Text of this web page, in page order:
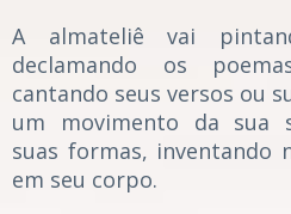
A almateliê vai
declamando os
cantando seus versos ou
um movimento da sua
suas formas, inventando
em seu corpo.